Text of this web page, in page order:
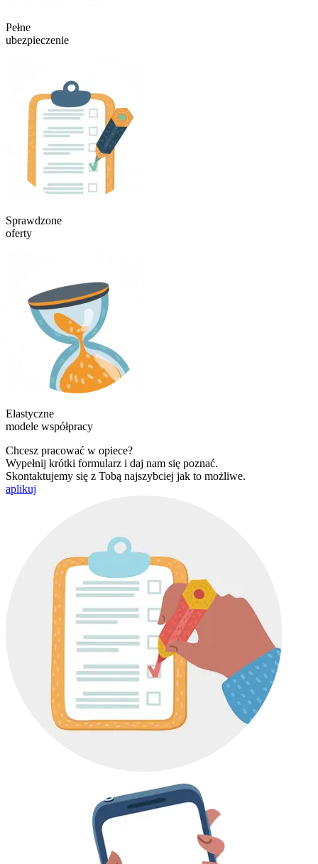
Pełne
ubezpieczenie
Sprawdzone
oferty
Elastyczne
modele współpracy
Chcesz pracować w opiece?
Wypełnij krótki formularz i daj nam się poznać.
Skontaktujemy się z Tobą najszybciej jak to możliwe.
aplikuj